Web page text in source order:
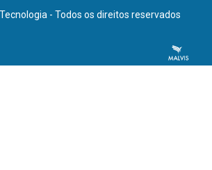
- Todos os direitos reservados